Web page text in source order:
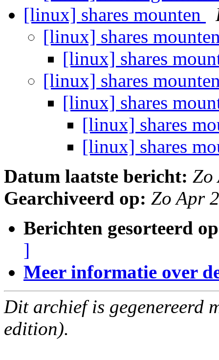
[linux] shares mounten
[linux] shares
[linux] shares
[linux] shares
[linux] shares
[linux] shares
[linux] shares
Datum laatste bericht: Zo
Gearchiveerd op: Zo Apr
Berichten gesorteerd
]
Meer informatie over
Dit archief is gegenereerd
edition).